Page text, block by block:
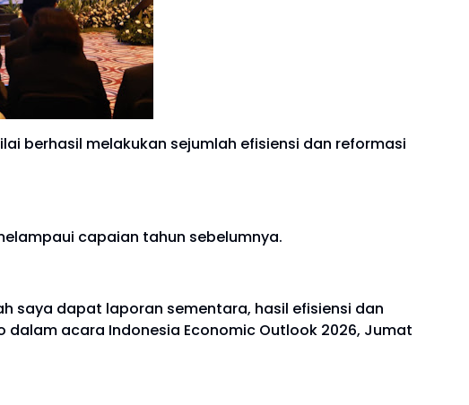
berhasil melakukan sejumlah efisiensi dan reformasi
capaian tahun sebelumnya.
saya dapat laporan sementara, hasil efisiensi dan
acara Indonesia Economic Outlook 2026, Jumat